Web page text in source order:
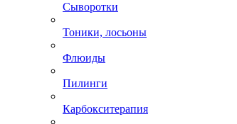
Сыворотки
Тоники, лосьоны
Флюиды
Пилинги
Карбокситерапия